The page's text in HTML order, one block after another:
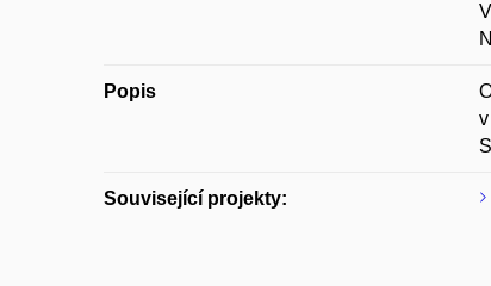
Popis
Související projekty: